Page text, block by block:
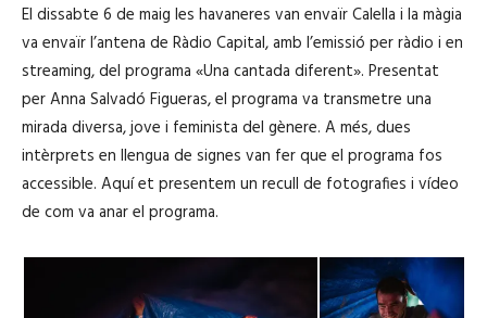
El dissabte 6 de maig les havaneres van envaïr Calella i la màgia
va envaïr l’antena de Ràdio Capital, amb l’emissió per ràdio i en
streaming, del programa «Una cantada diferent». Presentat
per Anna Salvadó Figueras, el programa va transmetre una
mirada diversa, jove i feminista del gènere. A més, dues
intèrprets en llengua de signes van fer que el programa fos
accessible. Aquí et presentem un recull de fotografies i vídeo
de com va anar el programa.